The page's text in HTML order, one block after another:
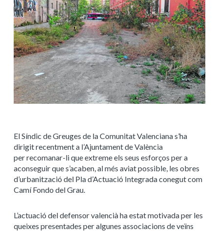
El Síndic de Greuges de la Comunitat Valenciana s’ha
dirigit recentment a l’Ajuntament de València
per recomanar-li que extreme els seus esforços per a
aconseguir que s’acaben, al més aviat possible, les obres
d’urbanització del Pla d’Actuació Integrada conegut com
Camí Fondo del Grau.
L’actuació del defensor valencià ha estat motivada per les
queixes presentades per algunes associacions de veïns